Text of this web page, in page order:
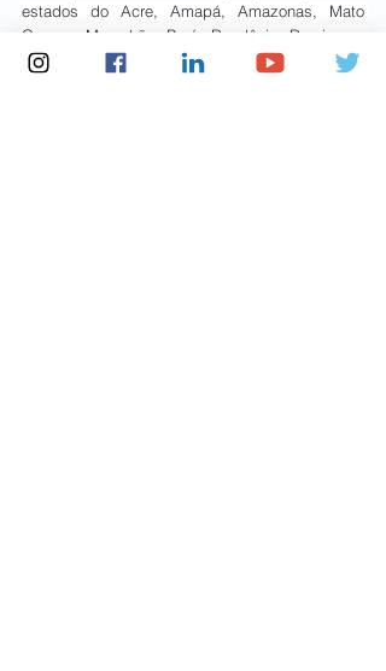
estados do Acre, Amapá, Amazonas, Mato
Grosso, Maranhão, Pará, Rondônia, Roraima e
Tocantins.